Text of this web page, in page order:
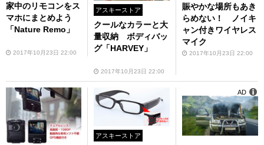
家中のリモコンをス
マホにまとめよう
「Nature Remo」
2017年10月23日 22:00
アスキーストア
クールなカラーと大
量収納 ボディバッ
グ「HARVEY」
2017年10月23日 22:00
賑やかな場所もあき
らめない！ ノイキ
ャン付きワイヤレス
マイク
2017年10月23日 22:00
アスキーストア
AD